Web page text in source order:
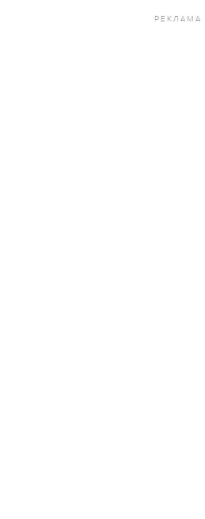
РЕКЛАМА